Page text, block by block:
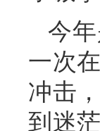
今
一次
冲击
到迷